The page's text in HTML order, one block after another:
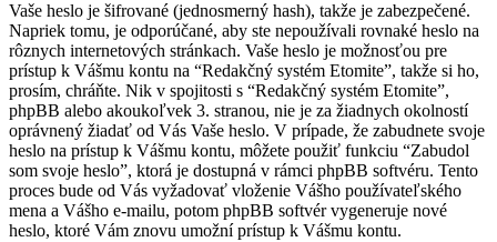
Vaše heslo je šifrované (jednosmerný hash), takže je zabezpečené.
Napriek tomu, je odporúčané, aby ste nepoužívali rovnaké heslo na
rôznych internetových stránkach. Vaše heslo je možnosťou pre
prístup k Vášmu kontu na “Redakčný systém Etomite”, takže si ho,
prosím, chráňte. Nik v spojitosti s “Redakčný systém Etomite”,
phpBB alebo akoukoľvek 3. stranou, nie je za žiadnych okolností
oprávnený žiadať od Vás Vaše heslo. V prípade, že zabudnete svoje
heslo na prístup k Vášmu kontu, môžete použiť funkciu “Zabudol
som svoje heslo”, ktorá je dostupná v rámci phpBB softvéru. Tento
proces bude od Vás vyžadovať vloženie Vášho používateľského
mena a Vášho e-mailu, potom phpBB softvér vygeneruje nové
heslo, ktoré Vám znovu umožní prístup k Vášmu kontu.